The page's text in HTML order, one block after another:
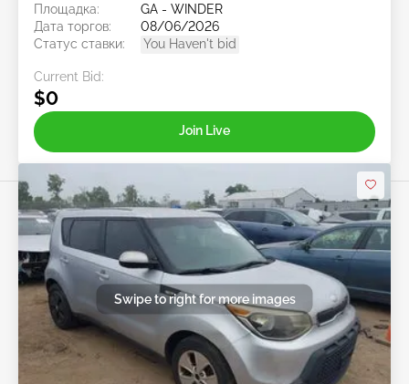
Площадка:
GA - WINDER
Дата торгов:
08/06/2026
Статус ставки:
You Haven't bid
Current Bid:
$0
Join Live
Swipe to right for more images